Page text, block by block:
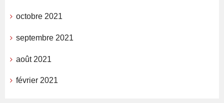
octobre 2021
septembre 2021
août 2021
février 2021